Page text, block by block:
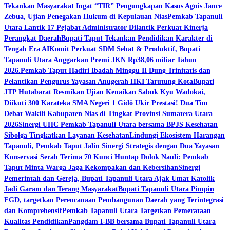
Tekankan Masyarakat Ingat “TIR” ‎ Pengungkapan Kasus Agnis Jance
Zebua, Ujian Penegakan Hukum di Kepulauan NiasPemkab Tapanuli
Utara Lantik 17 Pejabat Administrator Dilantik Perkuat Kinerja
Perangkat DaerahBupati Taput Tekankan Pendidikan Karakter di
Tengah Era AIKomit Perkuat SDM Sehat & Produktif, Bupati
Tapanuli Utara Anggarkan Premi JKN Rp38,06 miliar Tahun
2026.Pemkab Taput Hadiri Ibadah Minggu II Dung Trinitatis dan
Pelantikan Pengurus Yayasan Anugerah HKI Tarutung KotaBupati
JTP Hutabarat Resmikan Ujian Kenaikan Sabuk Kyu Wadokai,
Diikuti 300 Karateka ‎ SMA Negeri 1 Gidö Ukir Prestasi! Dua Tim
Debat Wakili Kabupaten Nias di Tingkat Provinsi Sumatera Utara
2026Sinergi UHC Pemkab Tapanuli Utara bersama BPJS Kesehatan
Sibolga Tingkatkan Layanan KesehatanLindungi Ekosistem Harangan
Tapanuli, Pemkab Taput Jalin Sinergi Strategis dengan Dua Yayasan
Konservasi ‎ Serah Terima 70 Kunci Huntap Dolok Nauli: Pemkab
Taput Minta Warga Jaga Kekompakan dan KebersihanSinergi
Pemerintah dan Gereja, Bupati Tapanuli Utara Ajak Umat Katolik
Jadi Garam dan Terang MasyarakatBupati Tapanuli Utara Pimpin
FGD, targetkan Perencanaan Pembangunan Daerah yang Terintegrasi
dan KomprehensifPemkab Tapanuli Utara Targetkan Pemerataan
Kualitas PendidikanPangdam I-BB bersama Bupati Tapanuli Utara